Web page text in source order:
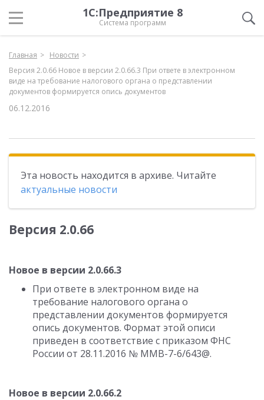
1С:Предприятие 8
Система программ
Главная
Новости
Версия 2.0.66 Новое в версии 2.0.66.3 При ответе в электронном
виде на требование налогового органа о представлении
документов формируется опись документов
06.12.2016
Эта новость находится в архиве. Читайте
актуальные новости
Версия 2.0.66
Новое в версии 2.0.66.3
При ответе в электронном виде на
требование налогового органа о
представлении документов формируется
опись документов. Формат этой описи
приведен в соответствие с приказом ФНС
России от 28.11.2016 № ММВ-7-6/643@.
Новое в версии 2.0.66.2